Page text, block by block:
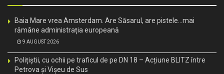
Baia Mare vrea Amsterdam. Are Săsarul, are pistele…mai
rămâne administrația europeană
9 AUGUST 2026
Polițiștii, cu ochii pe traficul de pe DN 18 – Acțiune BLITZ între
Petrova și Vișeu de Sus